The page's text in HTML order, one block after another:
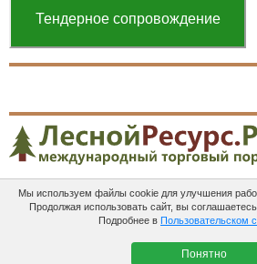
Тендерное сопровождение
Платные
услуги
ЛеснойРесурс.рф в
Мы используем файлы cookie для улучшения
Продолжая использовать сайт, вы
Подробнее в Пользовательском
Понятно